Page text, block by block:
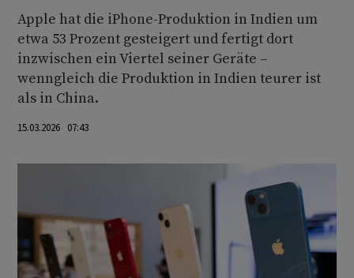
Apple hat die iPhone-Produktion in Indien um
etwa 53 Prozent gesteigert und fertigt dort
inzwischen ein Viertel seiner Geräte –
wenngleich die Produktion in Indien teurer ist
als in China.
15.03.2026 07:43